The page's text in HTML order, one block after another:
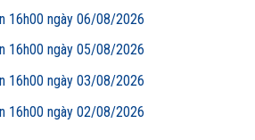
16h00 ngày 06/08/2026
16h00 ngày 05/08/2026
16h00 ngày 03/08/2026
16h00 ngày 02/08/2026